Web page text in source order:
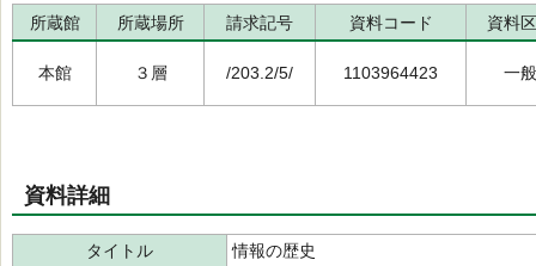
所蔵館 所蔵場所 請求記号 資料コード 資料
本館 ３層 /203.2/5/ 1103964423 一般
資料詳細
タイトル
情報の歴史